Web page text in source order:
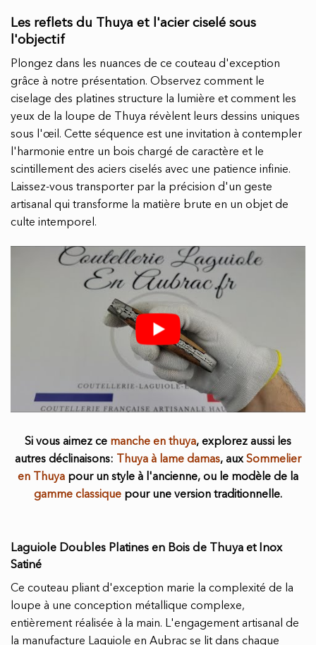
Laguiole Doubles Platines en Bois de Thuya et Inox
Satiné
Ce couteau pliant d'exception marie la complexité de la
loupe à une conception métallique complexe,
entièrement réalisée à la main. L'engagement artisanal de
la manufacture Laguiole en Aubrac se lit dans chaque
Les reflets du Thuya et l'acier ciselé sous
l'objectif
Plongez dans les nuances de ce couteau d'exception
grâce à notre présentation. Observez comment le
ciselage des platines structure la lumière et comment les
yeux de la loupe de Thuya révèlent leurs dessins uniques
sous l'œil. Cette séquence est une invitation à contempler
l'harmonie entre un bois chargé de caractère et le
scintillement des aciers ciselés avec une patience infinie.
Laissez-vous transporter par la précision d'un geste
artisanal qui transforme la matière brute en un objet de
culte intemporel.
Si vous aimez ce manche en thuya, explorez aussi les
autres déclinaisons:
Thuya à lame damas, auxSommelier
en Thuya pour un style à l'ancienne, ou le modèle de la
gamme classique pour une version traditionnelle.